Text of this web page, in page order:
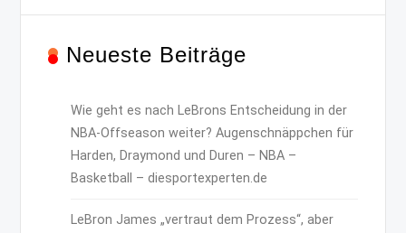
Neueste Beiträge
Wie geht es nach LeBrons Entscheidung in der
NBA-Offseason weiter? Augenschnäppchen für
Harden, Draymond und Duren – NBA –
Basketball – diesportexperten.de
LeBron James „vertraut dem Prozess“, aber